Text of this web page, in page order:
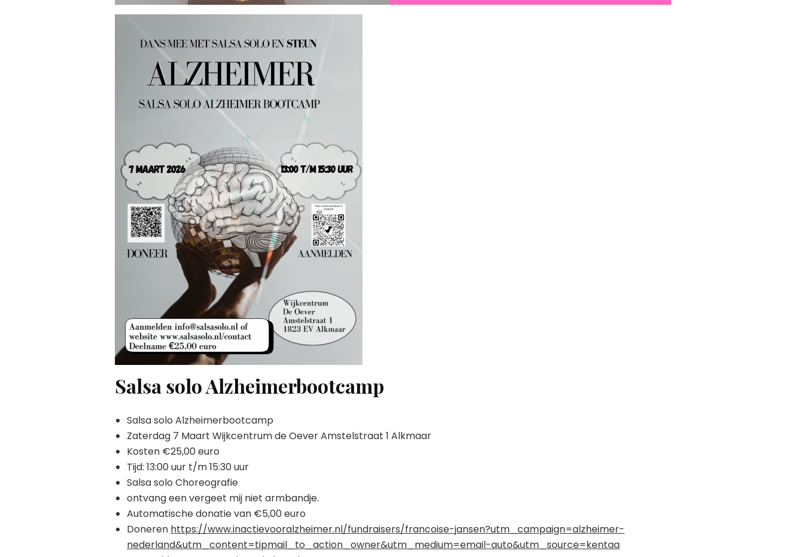
Salsa solo Alzheimerbootcamp
Salsa solo Alzheimerbootcamp
Zaterdag 7 Maart Wijkcentrum de Oever Amstelstraat 1 Alkmaar
Kosten €25,00 euro
Tijd: 13:00 uur t/m 15:30 uur
Salsa solo Choreografie
ontvang een vergeet mij niet armbandje.
Automatische donatie van €5,00 euro
Doneren https://www.inactievooralzheimer.nl/fundraisers/francoise-jansen?utm_campaign=alzheimer-
nederland&utm_content=tipmail_to_action_owner&utm_medium=email-auto&utm_source=kentaa